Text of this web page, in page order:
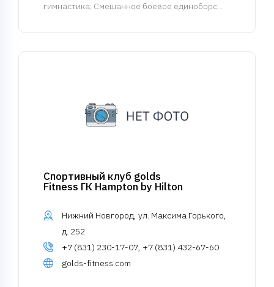
гимнастика; Смешанное боевое единоборс...
Спортивный клуб golds
Fitness ГК Hampton by Hilton
Нижний Новгород, ул. Максима Горького,
д. 252
+7 (831) 230-17-07, +7 (831) 432-67-60
golds-fitness.com